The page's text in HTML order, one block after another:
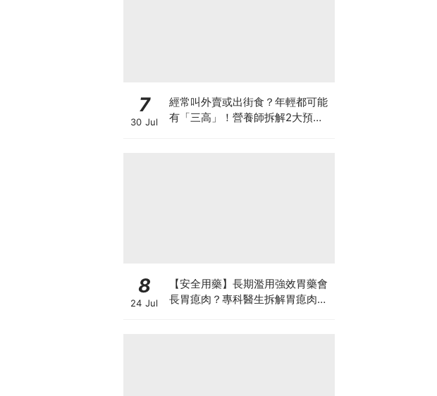
7
30 Jul
經常叫外賣或出街食？年輕都可能
有「三高」！營養師拆解2大預防
8
24 Jul
【安全用藥】長期濫用強效胃藥會
長胃瘜肉？專科醫生拆解胃瘜肉癌